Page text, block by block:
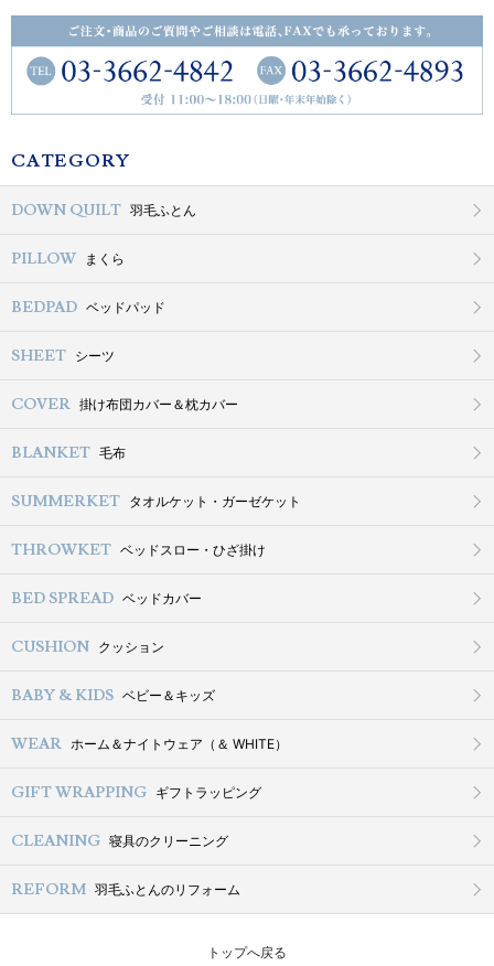
CATEGORY
DOWN QUILT 羽毛ふとん
PILLOW まくら
BEDPAD ベッドパッド
SHEET シーツ
COVER 掛け布団カバー＆枕カバー
BLANKET 毛布
SUMMERKET タオルケット・ガーゼケット
THROWKET ベッドスロー・ひざ掛け
BED SPREAD ベッドカバー
CUSHION クッション
BABY & KIDS ベビー＆キッズ
WEAR ホーム＆ナイトウェア（＆ WHITE）
GIFT WRAPPING ギフトラッピング
CLEANING 寝具のクリーニング
REFORM 羽毛ふとんのリフォーム
トップへ戻る